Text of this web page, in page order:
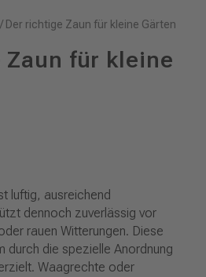
/ Der richtige Zaun für kleine Gärten
für kleine
luftig, ausreichend
dennoch zuverlässig vor
rauen Witterungen. Diese
durch die spezielle Anordnung
Waagrechte oder